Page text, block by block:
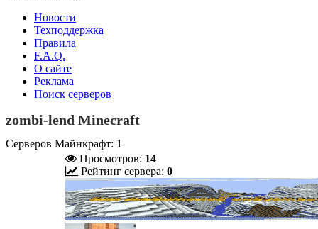
Новости
Техподдержка
Правила
F.A.Q.
О сайте
Реклама
Поиск серверов
zombi-lend Minecraft
Серверов Майнкрафт: 1
Просмотров: 14
Рейтинг сервера: 0